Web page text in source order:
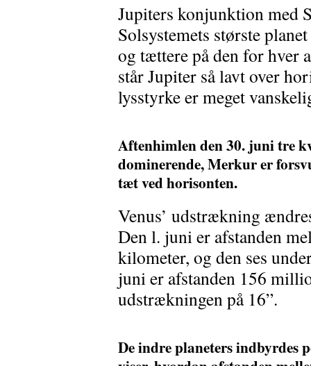
Jupiters konjunktion med
Solsystemets største
og tættere på den for hver
står Jupiter så lavt over
lysstyrke er meget
Aftenhimlen den 30. juni tre
dominerende, Merkur er
tæt ved horisonten.
Venus’ udstrækning
Den l. juni er afstanden
kilometer, og den ses
juni er afstanden 156
udstrækningen på 16”.
De indre planeters indbyrdes